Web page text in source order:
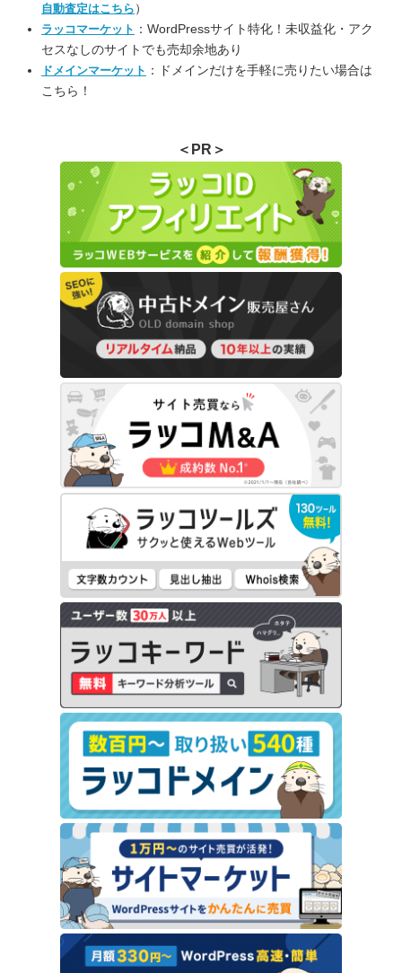
自動査定はこちら ）
ラッコマーケット ：WordPressサイト特化！未収益化・アク
セスなしのサイトでも売却余地あり
ドメインマーケット ：ドメインだけを手軽に売りたい場合は
こちら！
＜PR＞